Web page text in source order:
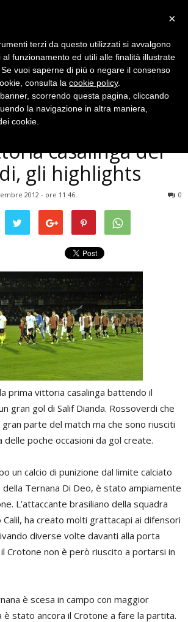
Crotone 1-0,
casalinga dei
gli highlights
2012 - ore 11:46 0
prima vittoria casalinga battendo il
gran gol di Salif Dianda. Rossoverdi che
parte del match ma che sono riusciti
delle poche occasioni da gol create.
un calcio di punizione dal limite calciato
Ternana Di Deo, è stato ampiamente
L’attaccante brasiliano della squadra
Calil, ha creato molti grattacapi ai difensori
diverse volte davanti alla porta
Crotone non è però riuscito a portarsi in
è scesa in campo con maggior
è stato ancora il Crotone a fare la partita.
×
terzi da questo utilizzati si avvalgono
funzionamento ed utili alle finalità illustrate
vuoi saperne di più o negare il consenso
consulta la cookie policy.
scorrendo questa pagina, cliccando
la navigazione in altra maniera,
cookie.